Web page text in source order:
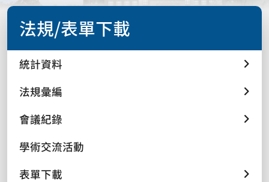
法規/表單下載
統計資料
法規彙編
會議紀錄
學術交流活動
表單下載